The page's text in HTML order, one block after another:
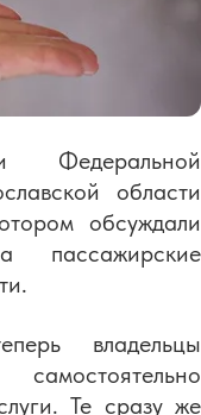
Федеральной
области
обсуждали
пассажирские
владельцы
Те сразу же